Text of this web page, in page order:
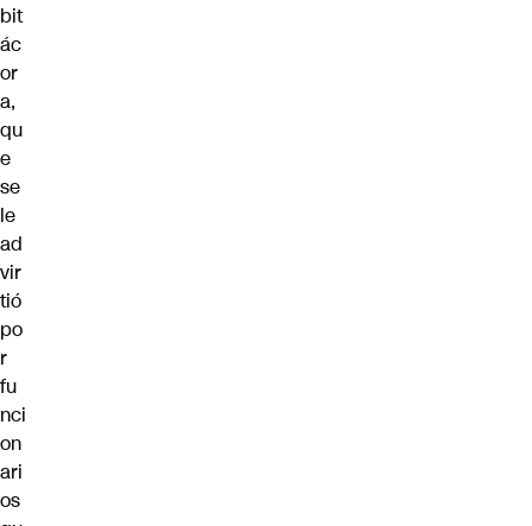
bit
ác
or
a,
qu
e
se
le
ad
vir
tió
po
r
fu
nci
on
ari
os